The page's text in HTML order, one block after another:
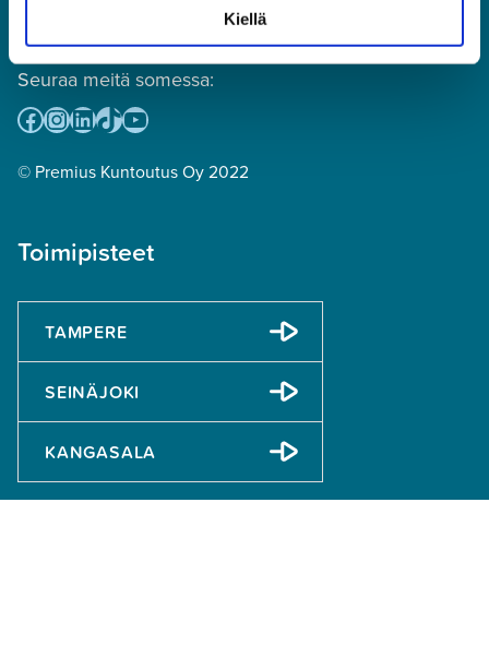
Kiellä
Osto- ja myyntireskontra:laskutus@premius.fi
Seuraa meitä somessa:
Facebook
Instagram
LinkedIn
TikTok
YouTube
© Premius Kuntoutus Oy 2022
Toimipisteet
TAMPERE
SEINÄJOKI
KANGASALA